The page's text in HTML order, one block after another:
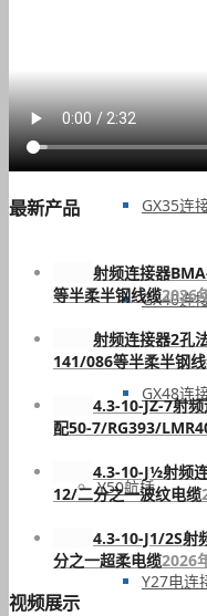
GX30连
GX35连
GX40连
GX48连
Y50航插
Y27电连
最新产品
射频连接器
等半柔半钢线缆2026
射频连接器2孔
141/086等半柔半钢
4.3-10-JZ-7射
配50-7/RG393/
4.3-10-J½射频
12/二分之一波纹电缆
4.3-10-J1/2S射
分之一超柔电缆2026
视频展示